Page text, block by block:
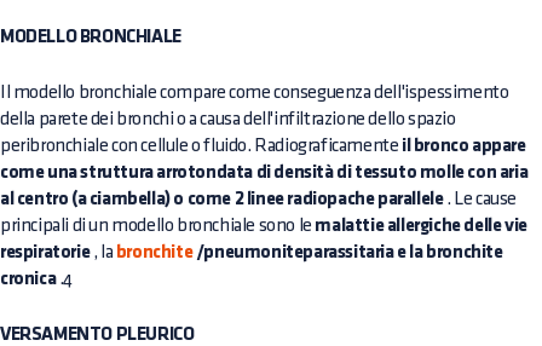
MODELLO BRONCHIALE
Il modello bronchiale compare come conseguenza dell'ispessimento
della parete dei bronchi o a causa dell'infiltrazione dello spazio
peribronchiale con cellule o fluido. Radiograficamente il bronco appare
come una struttura arrotondata di densità di tessuto molle con aria
al centro (a ciambella) o come 2 linee radiopache parallele. Le cause
principali di un modello bronchiale sono le malattie allergiche delle vie
respiratorie, la bronchite/pneumoniteparassitaria e la bronchite
cronica.4
VERSAMENTO PLEURICO